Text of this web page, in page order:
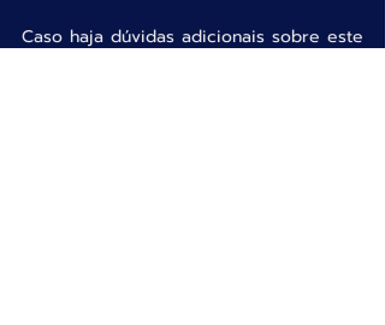
Caso haja dúvidas adicionais sobre este